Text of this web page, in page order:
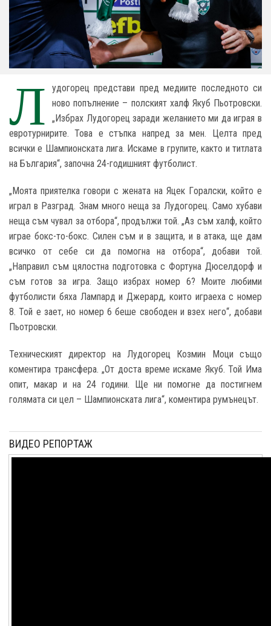
Л
удогорец представи пред медиите последното си
ново попълнение – полският халф Якуб Пьотровски.
„Избрах Лудогорец заради желанието ми да играя в
евротурнирите. Това е стъпка напред за мен. Целта пред
всички е Шампионската лига. Искаме в групите, както и титлата
на България“, започна 24-годишният футболист.
„Моята приятелка говори с жената на Яцек Гoралски, който е
играл в Разград. Знам много неща за Лудогорец. Само хубави
неща съм чувал за отбора“, продължи той. „Аз съм халф, който
играе бокс-то-бокс. Силен съм и в защита, и в атака, ще дам
всичко от себе си да помогна на отбора“, добави той.
„Направил съм цялостна подготовка с Фортуна Дюселдорф и
съм готов за игра. Защо избрах номер 6? Моите любими
футболисти бяха Лампард и Джерард, които играеха с номер
8. Той е зает, но номер 6 беше свободен и взех него“, добави
Пьотровски.
Техническият директор на Лудогорец Козмин Моци също
коментира трансфера. „От доста време искаме Якуб. Той Има
опит, макар и на 24 години. Ще ни помогне да постигнем
голямата си цел – Шампионската лига“, коментира румънецът.
ВИДЕО РЕПОРТАЖ